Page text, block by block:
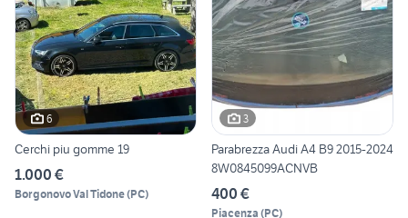
6
Cerchi piu gomme 19
1.000 €
Borgonovo Val Tidone(PC)
3
Parabrezza Audi A4 B9 2015-2024
8W0845099ACNVB
400 €
Piacenza (PC)